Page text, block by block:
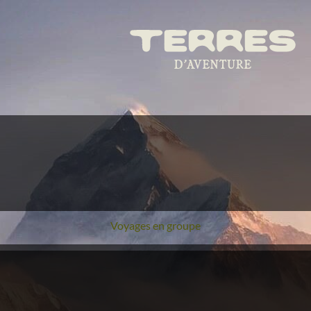
Voyages en groupe